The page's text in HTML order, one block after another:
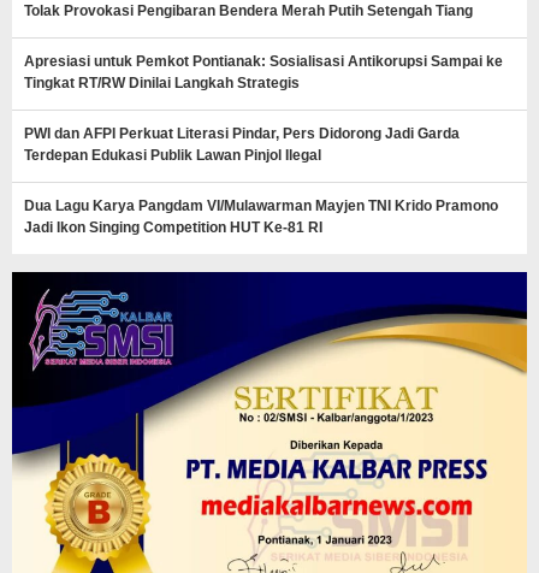
Tolak Provokasi Pengibaran Bendera Merah Putih Setengah Tiang
Apresiasi untuk Pemkot Pontianak: Sosialisasi Antikorupsi Sampai ke
Tingkat RT/RW Dinilai Langkah Strategis
PWI dan AFPI Perkuat Literasi Pindar, Pers Didorong Jadi Garda
Terdepan Edukasi Publik Lawan Pinjol Ilegal
Dua Lagu Karya Pangdam VI/Mulawarman Mayjen TNI Krido Pramono
Jadi Ikon Singing Competition HUT Ke-81 RI